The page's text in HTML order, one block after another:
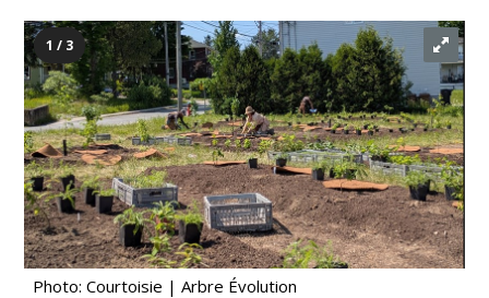
1 / 3
Photo: Courtoisie | Arbre Évolution